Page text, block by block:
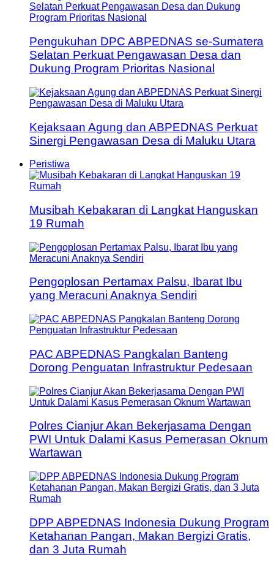
Pengukuhan DPC ABPEDNAS se-Sumatera
Selatan Perkuat Pengawasan Desa dan
Dukung Program Prioritas Nasional
Kejaksaan Agung dan ABPEDNAS Perkuat
Sinergi Pengawasan Desa di Maluku Utara
Peristiwa
Musibah Kebakaran di Langkat Hanguskan
19 Rumah
Pengoplosan Pertamax Palsu, Ibarat Ibu
yang Meracuni Anaknya Sendiri
PAC ABPEDNAS Pangkalan Banteng
Dorong Penguatan Infrastruktur Pedesaan
Polres Cianjur Akan Bekerjasama Dengan
PWI Untuk Dalami Kasus Pemerasan Oknum
Wartawan
DPP ABPEDNAS Indonesia Dukung Program
Ketahanan Pangan, Makan Bergizi Gratis,
dan 3 Juta Rumah